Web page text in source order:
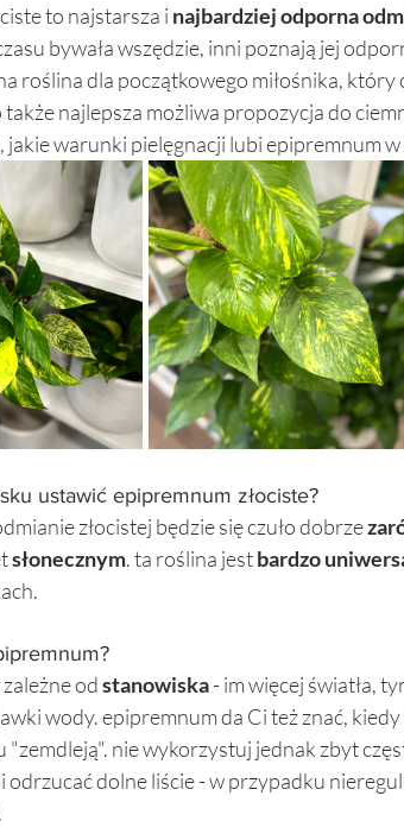
to najstarsza i najbardziej odporna
bywała wszędzie, inni poznają jej
roślina dla początkowego miłośnika,
najlepsza możliwa propozycja do
jakie warunki pielęgnacji lubi epipremnum w
ustawić epipremnum złociste?
złocistej będzie się czuło dobrze
słonecznym. ta roślina jest bardzo
od stanowiska - im więcej światła,
wody. epipremnum da Ci też znać,
nie wykorzystuj jednak zbyt
odrzucać dolne liście - w przypadku